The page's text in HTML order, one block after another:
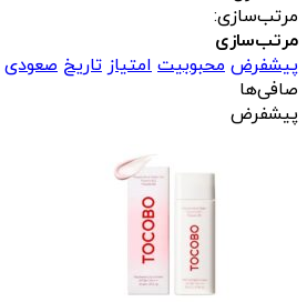
مرتب‌سازی:
مرتب‌سازی
پیشفرض محبوبیت امتیاز تاریخ صعودی
صافی‌ها
پیشفرض